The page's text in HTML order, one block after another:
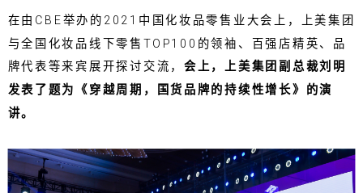
在由CBE举办的2021中国化妆品零售业大会上，上美集团
与全国化妆品线下零售TOP100的领袖、百强店精英、品
牌代表等来宾展开探讨交流， 会上，上美集团副总裁刘明
发表了题为《穿越周期，国货品牌的持续性增长》的演
讲。